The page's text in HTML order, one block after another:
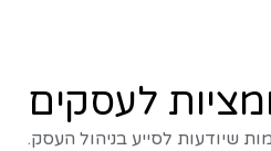
לעסקים
שיודעות לסייע בניהול העסק.